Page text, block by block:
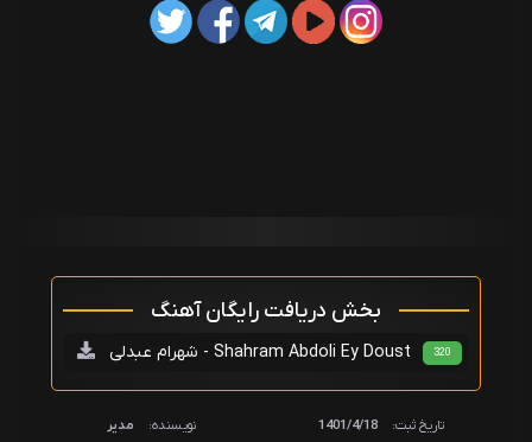
بخش دریافت رایگان آهنگ
شهرام عبدلی - Shahram Abdoli Ey Doust 320
تاریخ ثبت: 1401/4/18 نویسنده: مدیر